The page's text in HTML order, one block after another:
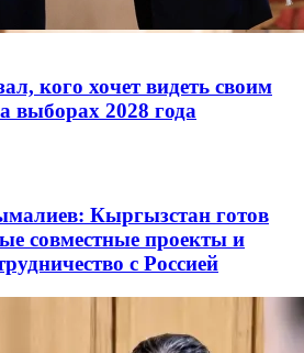
кого хочет видеть своим
выборах 2028 года
Кыргызстан готов
совместные проекты и
с Россией